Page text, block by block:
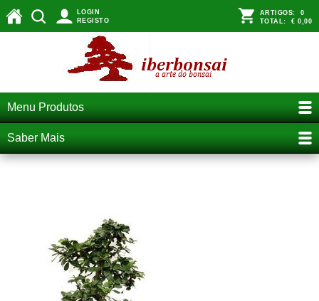
LOGIN
REGISTO
ARTIGOS: 0
TOTAL: € 0,00
Menu Produtos
Saber Mais